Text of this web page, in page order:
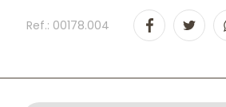
Ref.: 00178.004